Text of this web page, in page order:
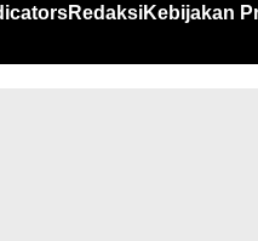
RedaksiKebijakan